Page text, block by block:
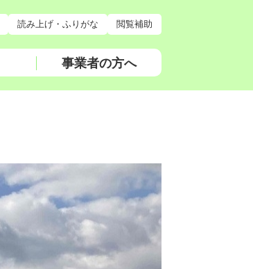
読み上げ・ふりがな 閲覧補助
事業者の方へ